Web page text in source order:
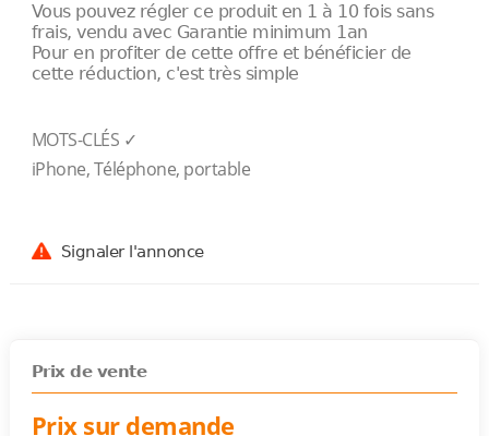
Vous pouvez régler ce produit en 1 à 10 fois sans
frais, vendu avec Garantie minimum 1an
Pour en profiter de cette offre et bénéficier de
cette réduction, c'est très simple
MOTS-CLÉS ✓
iPhone, Téléphone, portable
Signaler l'annonce
Prix de vente
Prix sur demande